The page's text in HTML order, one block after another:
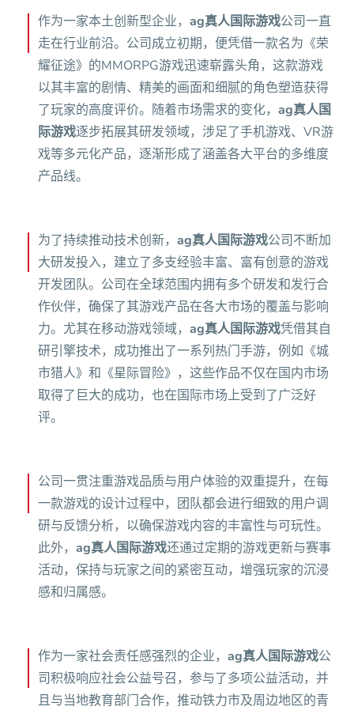
作为一家本土创新型企业， ag真人国际游戏公司一直
走在行业前沿。公司成立初期，便凭借一款名为《荣
耀征途》的MMORPG游戏迅速崭露头角，这款游戏
以其丰富的剧情、精美的画面和细腻的角色塑造获得
了玩家的高度评价。随着市场需求的变化， ag真人国
际游戏逐步拓展其研发领域，涉足了手机游戏、VR游
戏等多元化产品，逐渐形成了涵盖各大平台的多维度
产品线。
为了持续推动技术创新， ag真人国际游戏公司不断加
大研发投入，建立了多支经验丰富、富有创意的游戏
开发团队。公司在全球范围内拥有多个研发和发行合
作伙伴，确保了其游戏产品在各大市场的覆盖与影响
力。尤其在移动游戏领域， ag真人国际游戏凭借其自
研引擎技术，成功推出了一系列热门手游，例如《城
市猎人》和《星际冒险》，这些作品不仅在国内市场
取得了巨大的成功，也在国际市场上受到了广泛好
评。
公司一贯注重游戏品质与用户体验的双重提升，在每
一款游戏的设计过程中，团队都会进行细致的用户调
研与反馈分析，以确保游戏内容的丰富性与可玩性。
此外， ag真人国际游戏还通过定期的游戏更新与赛事
活动，保持与玩家之间的紧密互动，增强玩家的沉浸
感和归属感。
作为一家社会责任感强烈的企业， ag真人国际游戏公
司积极响应社会公益号召，参与了多项公益活动，并
且与当地教育部门合作，推动铁力市及周边地区的青